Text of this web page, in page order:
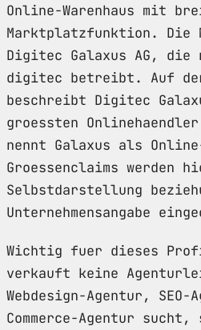
Online-Warenhaus mit
Marktplatzfunktion. Die
Digitec Galaxus AG, die
digitec betreibt. Auf der
beschreibt Digitec
groessten
nennt Galaxus als
Groessenclaims werden
Selbstdarstellung
Unternehmensangabe
Wichtig fuer dieses
verkauft keine
Webdesign-Agentur,
Commerce-Agentur